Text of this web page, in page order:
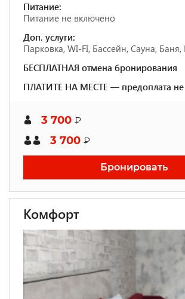
Питание:
Питание не включено
Доп. услуги:
Парковка, WI-FI, Бассейн, Сауна, Баня,
БЕСПЛАТНАЯ отмена бронирования
ПЛАТИТЕ НА МЕСТЕ — предоплата не
3 700 ₽
3 700 ₽
Бронировать
Комфорт